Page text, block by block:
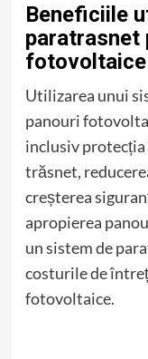
Beneficiile
paratrasnet
fotovoltaice
Utilizarea unui
panouri
inclusiv
trăsnet,
creșterea
apropierea
un sistem de
costurile de
fotovoltaice.